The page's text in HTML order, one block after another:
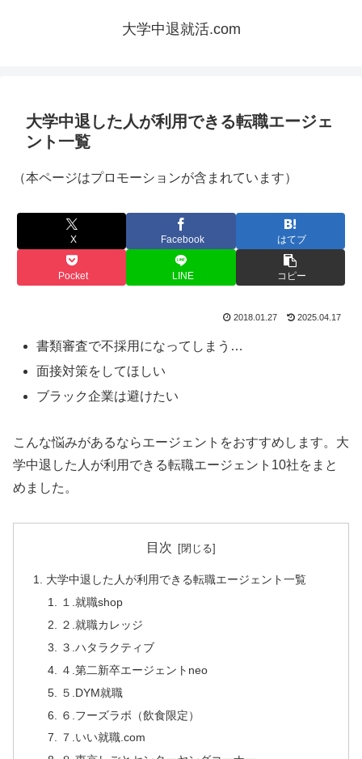
大学中退就活.com
大学中退した人が利用できる転職エージェ
ント一覧
（本ページはプロモーションが含まれています）
X Facebook はてブ
Pocket LINE コピー
2018.01.27 2025.04.17
書類審査で不採用になってしまう…
面接対策をしてほしい
ブラック企業は避けたい
こんな悩みがあるならエージェントをおすすめします。大
学中退した人が利用できる転職エージェント10社をまと
めました。
目次
大学中退した人が利用できる転職エージェント一覧
１.就職shop
２.就職カレッジ
３.ハタラクティブ
４.第二新卒エージェントneo
５.DYM就職
６.フーズラボ（飲食限定）
７.いい就職.com